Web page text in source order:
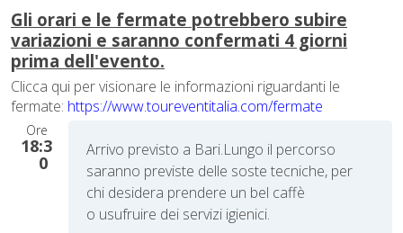
Gli orari e le fermate potrebbero subire
variazioni e saranno confermati 4 giorni
prima dell'evento.
Clicca qui per visionare le informazioni riguardanti le
fermate: https://www.toureventitalia.com/fermate
Ore
18:3
0
Arrivo previsto a Bari.Lungo il percorso
saranno previste delle soste tecniche, per
chi desidera prendere un bel caffè
o usufruire dei servizi igienici.